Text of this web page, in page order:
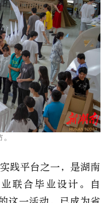
践平台之一，是湖南
联合毕业设计。自